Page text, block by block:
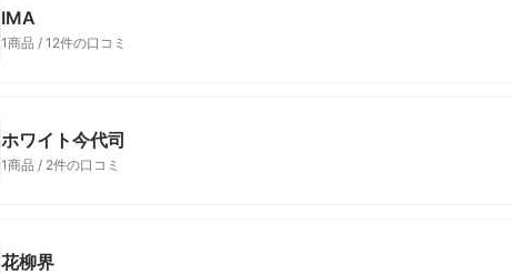
IMA
1商品 / 12件の口コミ
ホワイト今代司
1商品 / 2件の口コミ
花柳界